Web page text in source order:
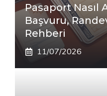
Pasaport Nasıl
Başvuru,
Rehberi
11/07/2026